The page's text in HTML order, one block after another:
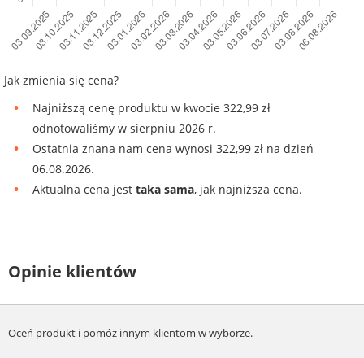
Jak zmienia się cena?
Najniższą cenę produktu w kwocie 322,99 zł
odnotowaliśmy w sierpniu 2026 r.
Ostatnia znana nam cena wynosi 322,99 zł na dzień
06.08.2026.
Aktualna cena jest taka sama, jak najniższa cena.
Opinie klientów
Oceń produkt i pomóż innym klientom w wyborze.